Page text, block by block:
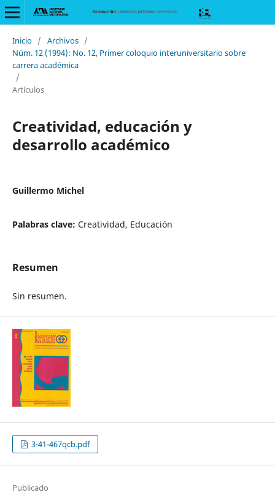
Inicio / Archivos /
Núm. 12 (1994): No. 12, Primer coloquio interuniversitario sobre
carrera académica
/
Artículos
Creatividad, educación y
desarrollo académico
Guillermo Michel
Palabras clave: Creatividad, Educación
Resumen
Sin resumen.
3-41-467qcb.pdf
Publicado